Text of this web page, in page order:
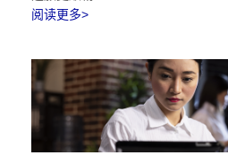
阅读更多>